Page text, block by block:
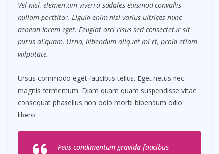
Vel nisl, elementum viverra sodales euismod convallis
nullam porttitor. Ligula enim nisi varius ultrices nunc
aenean lorem eget. Feugiat orci risus sed consectetur sit
purus aliquam. Urna, bibendum aliquet mi et, proin etiam
vulputate.
Ursus commodo eget faucibus tellus. Eget netus nec
magnis fermentum. Diam quam quam suspendisse vitae
consequat phasellus non odio morbi bibendum odio
libero.
Felis condimentum gravida faucibus